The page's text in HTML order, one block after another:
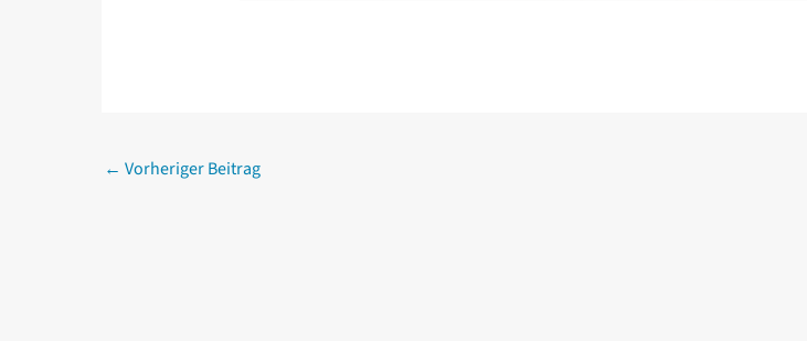
← Vorheriger Beitrag